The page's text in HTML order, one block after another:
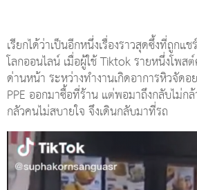
เรียกได้ว่าเป็นอีกหนึ่งเรื่องราวสุดซึ้งที่ถูก
โลกออนไลน์ เมื่อผู้ใช้ Tiktok รายหนึ่งโพส
ด่านหน้า ระหว่างทำงานเกิดอาการหิวจัดอ
PPE ออกมาซื้อที่ร้าน แต่พอมาถึงกลับไม่ก
กลัวคนไม่สบายใจ จึงเดินกลับมาที่รถ